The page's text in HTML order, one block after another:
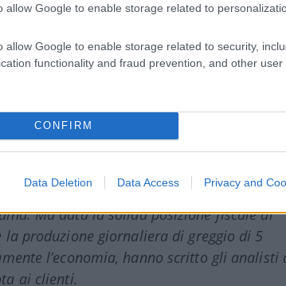
allow Google to enable storage related to
allow Google to enable storage related to security,
functionality and fraud prevention, and other user
CONFIRM
Data Deletion Data Access Privacy and
si siano date appuntamento in questo
neanche della Logica previsione
a punto un complicato meccanismo per
nel tentativo di stringere le viti sulla
Ma data la solida posizione fiscale di
produzione giornaliera di greggio di 5
l’economia, hanno scritto gli analisti
ai clienti.